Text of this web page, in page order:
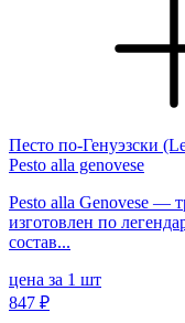
Песто по-Генуэзски
Pesto alla genovese
Pesto alla Genovese —
изготовлен по
состав...
цена за 1 шт
847 ₽